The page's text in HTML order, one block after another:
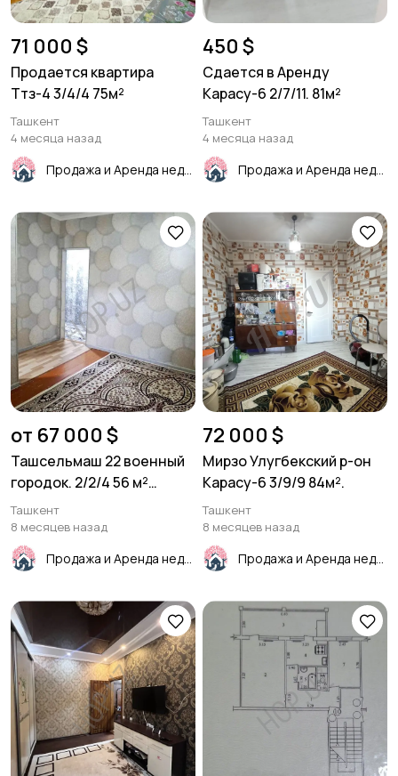
71 000 $
Продается квартира
Ттз-4 3/4/4 75м²
Ташкент
4 месяца назад
450 $
Сдается в Аренду
Карасу-6 2/7/11. 81м²
Ташкент
4 месяца назад
от 67 000 $
Ташсельмаш 22 военный
городок. 2/2/4 56 м²
Кирпич
Ташкент
8 месяцев назад
72 000 $
Мирзо Улугбекский р-он
Карасу-6 3/9/9 84м².
Ташкент
8 месяцев назад